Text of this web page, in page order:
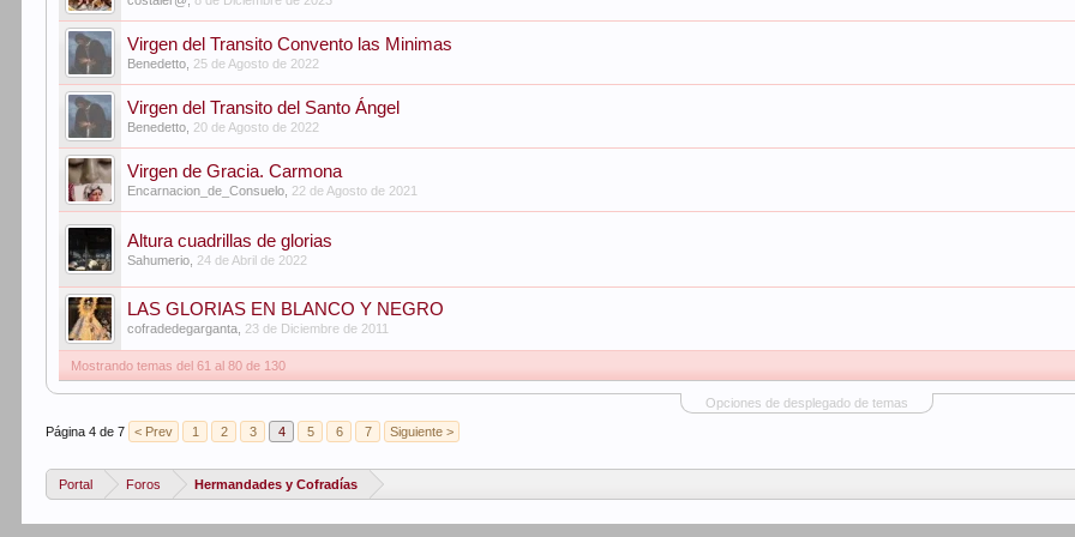
Virgen del Transito Convento las Minimas
Benedetto 25 de Agosto de 2022
Virgen del Transito del Santo Ángel
Benedetto 20 de Agosto de 2022
Virgen de Gracia. Carmona
Encarnacion_de_Consuelo 22 de Agosto de 2021
Altura cuadrillas de glorias
Sahumerio 24 de Abril de 2022
LAS GLORIAS EN BLANCO Y NEGRO
cofradedegarganta 23 de Diciembre de 2011
Mostrando temas del 61 al 80 de 130
Opciones de desplegado de temas
Página 4 de 7
< Prev 1 2 3 4 5 6 7 Siguiente >
Portal Foros Hermandades y Cofradías